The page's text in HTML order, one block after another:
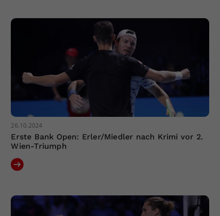
26.10.2024
Erste Bank Open: Erler/Miedler nach Krimi vor 2.
Wien-Triumph
Einstellungen. Unter anderem eine
zufällig generierte ID, für die
historische Speicherung Ihrer
vorgenommen Einstellungen, falls der
Webseiten-Betreiber dies eingestellt
hat.